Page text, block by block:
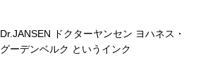
Dr.JANSEN ドクターヤンセン ヨハネス・
グーデンベルク というインク